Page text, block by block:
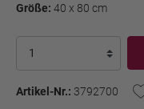
Größe: 40 x 80 cm
Artikel-Nr.: 3792700